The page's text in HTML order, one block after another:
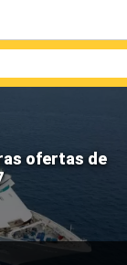
ofertas de
Compañías